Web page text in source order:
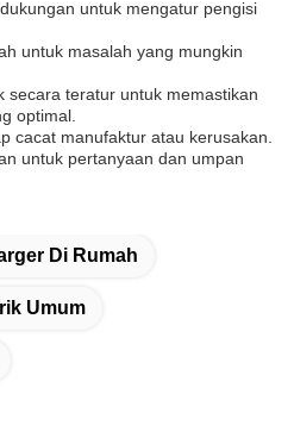
untuk mengatur pengisi
untuk masalah yang mungkin
secara teratur untuk memastikan
optimal.
cacat manufaktur atau kerusakan.
untuk pertanyaan dan umpan
Di Rumah
Umum